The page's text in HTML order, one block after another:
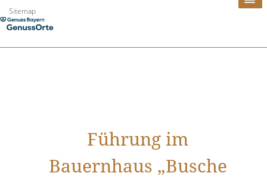
Zum
Inhalt
Sitemap
Führung im
Bauernhaus „Busche